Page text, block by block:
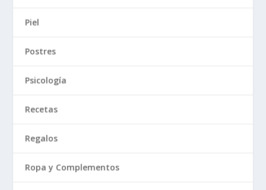
Piel
Postres
Psicología
Recetas
Regalos
Ropa y Complementos